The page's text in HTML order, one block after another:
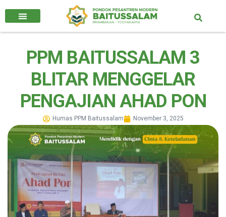
PPM BAITUSSALAM 3
BLITAR MENGGELAR
PENGAJIAN AHAD PON
Humas PPM Baitussalam November 3, 2025